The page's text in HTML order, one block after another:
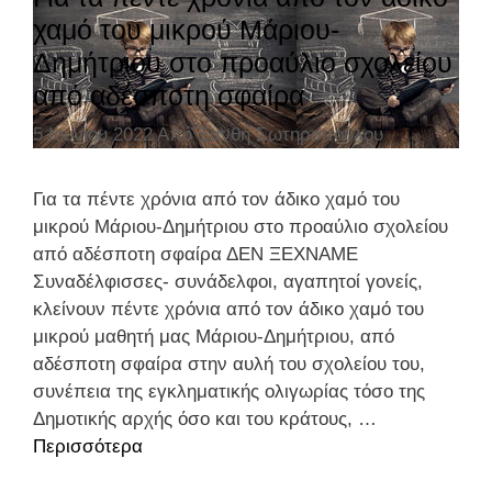
ε
ξ
ι
ο
τ
Ο
Τ
Ο
Ν
Σ
Υ
Λ
Ο
Γ
Ο
«
Ο
Α
Ρ
Ι
Τ
Η
Ν
Φ
Υ
Λ
Κ
Η
Υ
Γ
Κ
Ε
Ν
ρ
ί
ε
ς
χαμό του μικρού Μάριου-
Δημήτριου στο προαύλιο σχολείου
από αδέσποτη σφαίρα
5 Ιουνίου 2022 ΑπόΞανθή Σωτηροπούλου
Για τα πέντε χρόνια από τον άδικο χαμό του
μικρού Μάριου-Δημήτριου στο προαύλιο σχολείου
από αδέσποτη σφαίρα ΔΕΝ ΞΕΧΝΑΜΕ
Συναδέλφισσες- συνάδελφοι, αγαπητοί γονείς,
κλείνουν πέντε χρόνια από τον άδικο χαμό του
μικρού μαθητή μας Μάριου-Δημήτριου, από
αδέσποτη σφαίρα στην αυλή του σχολείου του,
συνέπεια της εγκληματικής ολιγωρίας τόσο της
Δημοτικής αρχής όσο και του κράτους, …
Περισσότερα